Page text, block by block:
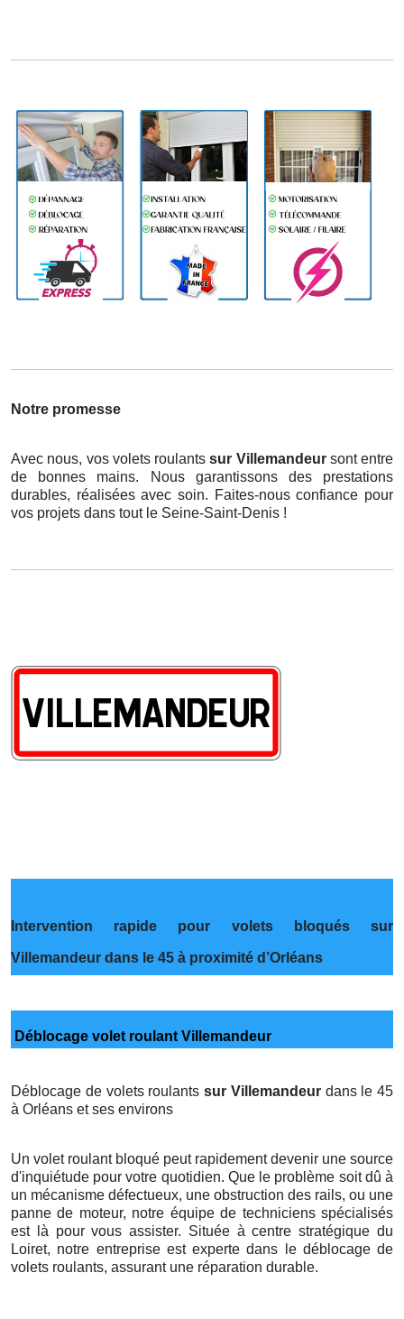
Notre promesse
Avec nous, vos volets roulantssur Villemandeur sont entre
de bonnes mains. Nous garantissons des prestations
durables, réalisées avec soin. Faites-nous confiance pour
vos projets dans tout le Seine-Saint-Denis !
Intervention rapide pour volets bloqués sur
Villemandeur dans le 45 à proximité d’Orléans
Déblocage volet roulant Villemandeur
Déblocage de volets roulants sur Villemandeur dans le 45
à Orléans et ses environs
Un volet roulant bloqué peut rapidement devenir une source
d'inquiétude pour votre quotidien. Que le problème soit dû à
un mécanisme défectueux, une obstruction des rails, ou une
panne de moteur, notre équipe de techniciens spécialisés
est là pour vous assister. Située à centre stratégique du
Loiret, notre entreprise est experte dans le déblocage de
volets roulants, assurant une réparation durable.